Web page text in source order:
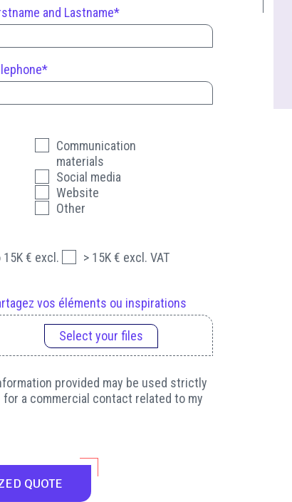
and Lastname*
Communication
materials
Social media
Website
Other
15K € excl. > 15K € excl. VAT
vos éléments ou inspirations
Select your files
provided may be used strictly
a commercial contact related to my